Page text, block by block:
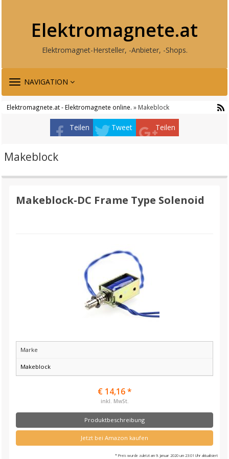
Elektromagnete.at
Elektromagnet-Hersteller, -Anbieter, -Shops.
TOGGLE
NAVIGATION
Elektromagnete.at - Elektromagnete online. » Makeblock
Teilen Tweet Teilen
Makeblock
Makeblock-DC Frame Type Solenoid
Marke
Makeblock
€ 14,16 *
inkl. MwSt.
Produktbeschreibung
Jetzt bei Amazon kaufen
* Preis wurde zuletzt am 9. Januar 2020 um 23:01 Uhr aktualisiert